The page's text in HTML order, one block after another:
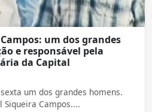
um dos grandes
e responsável pela
da Capital
um dos grandes homens.
Campos....